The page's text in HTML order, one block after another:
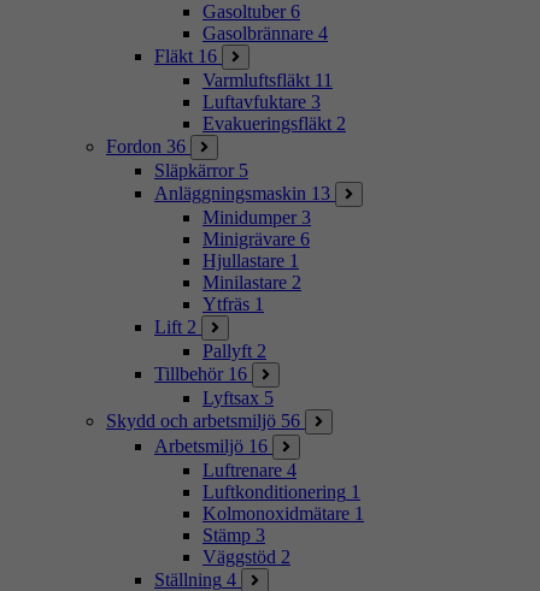
Gasoltuber 6
Gasolbrännare 4
Fläkt 16
Varmluftsfläkt 11
Luftavfuktare 3
Evakueringsfläkt 2
Fordon 36
Släpkärror 5
Anläggningsmaskin 13
Minidumper 3
Minigrävare 6
Hjullastare 1
Minilastare 2
Ytfräs 1
Lift 2
Pallyft 2
Tillbehör 16
Lyftsax 5
Skydd och arbetsmiljö 56
Arbetsmiljö 16
Luftrenare 4
Luftkonditionering 1
Kolmonoxidmätare 1
Stämp 3
Väggstöd 2
Ställning 4